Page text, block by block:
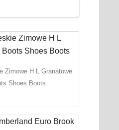
Zimowe H L Granatowe
Shoes Boots